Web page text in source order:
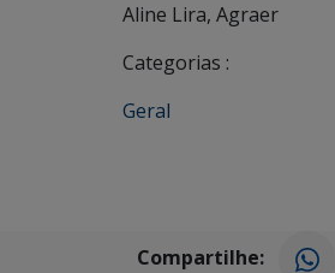
Aline Lira, Agraer
Categorias :
Geral
Compartilhe: